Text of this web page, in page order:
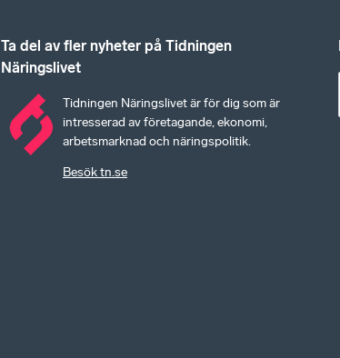
Ta del av fler nyheter på Tidningen
Näringslivet
Tidningen Näringslivet är för dig som är
intresserad av företagande, ekonomi,
arbetsmarknad och näringspolitik.
Besök tn.se